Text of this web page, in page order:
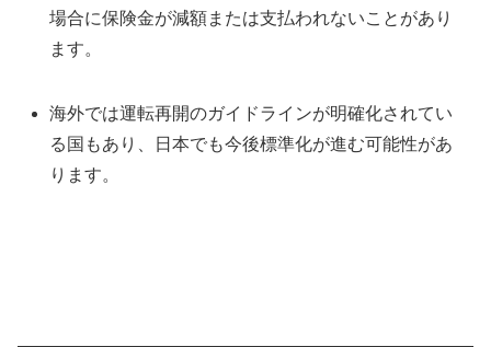
場合に保険金が減額または支払われないことがあり
ます。
海外では運転再開のガイドラインが明確化されてい
る国もあり、日本でも今後標準化が進む可能性があ
ります。